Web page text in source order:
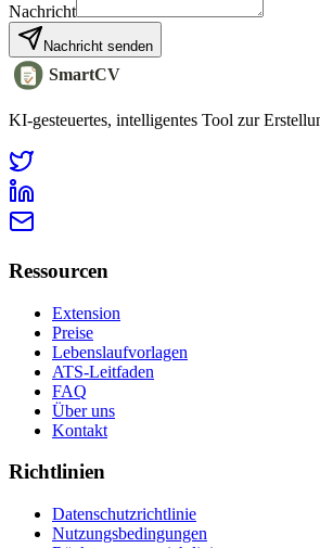
Nachricht
Nachricht senden
SmartCV
KI-gesteuertes, intelligentes Tool zur
Ressourcen
Extension
Preise
Lebenslaufvorlagen
ATS-Leitfaden
FAQ
Über uns
Kontakt
Richtlinien
Datenschutzrichtlinie
Nutzungsbedingungen